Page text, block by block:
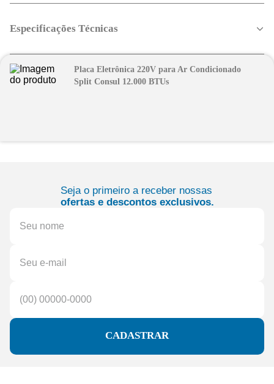
Especificações Técnicas
Placa Eletrônica 220V para Ar Condicionado
Split Consul 12.000 BTUs
Seja o primeiro a receber nossas
ofertas e descontos exclusivos.
CADASTRAR